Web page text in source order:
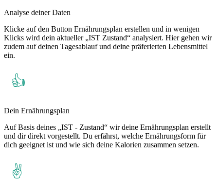
Analyse deiner Daten
Klicke auf den Button Ernährungsplan erstellen und in wenigen
Klicks wird dein aktueller „IST Zustand“ analysiert. Hier gehen wir
zudem auf deinen Tagesablauf und deine präferierten Lebensmittel
ein.
Dein Ernährungsplan
Auf Basis deines „IST - Zustand“ wir deine Ernährungsplan erstellt
und dir direkt vorgestellt. Du erfährst, welche Ernährungsform für
dich geeignet ist und wie sich deine Kalorien zusammen setzen.